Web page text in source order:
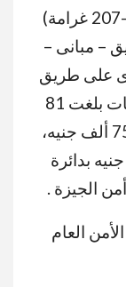
بلغت (287) حكم قضائى (80 حبس–207 غرامة)
– مبانى –
على طريق
– إتلاف – سرقة تيار ) بإجمالى عقوبات بلغت 81
سنة حبس، وكفالات بلغت أكثر من 75 ألف جنيه،
من 34,5 مليون جنيه بدائرة
الجيزة .
العام